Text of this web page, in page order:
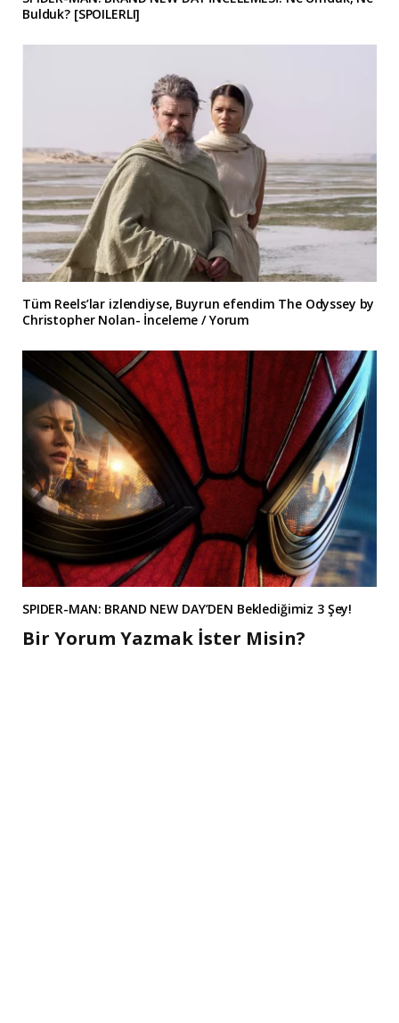
Bulduk? [SPOILERLI]
Tüm Reels’lar izlendiyse, Buyrun efendim The Odyssey by
Christopher Nolan- İnceleme / Yorum
SPIDER-MAN: BRAND NEW DAY’DEN Beklediğimiz 3 Şey!
Bir Yorum Yazmak İster Misin?